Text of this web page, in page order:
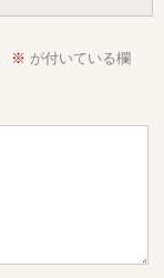
※ が付いている欄